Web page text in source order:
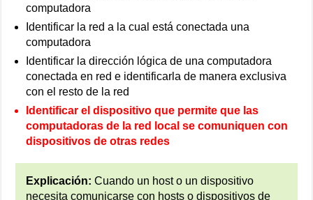
computadora
Identificar la red a la cual está conectada una
computadora
Identificar la dirección lógica de una computadora
conectada en red e identificarla de manera exclusiva
con el resto de la red
Identificar el dispositivo que permite que las
computadoras de la red local se comuniquen con
dispositivos de otras redes
Explicación:Cuando un host o un dispositivo
necesita comunicarse con hosts o dispositivos de